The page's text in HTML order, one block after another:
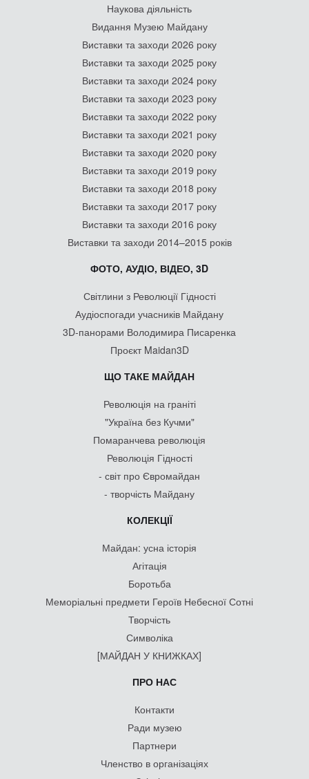
Наукова діяльність
Видання Музею Майдану
Виставки та заходи 2026 року
Виставки та заходи 2025 року
Виставки та заходи 2024 року
Виставки та заходи 2023 року
Виставки та заходи 2022 року
Виставки та заходи 2021 року
Виставки та заходи 2020 року
Виставки та заходи 2019 року
Виставки та заходи 2018 року
Виставки та заходи 2017 року
Виставки та заходи 2016 року
Виставки та заходи 2014–2015 років
ФОТО, АУДІО, ВІДЕО, 3D
Світлини з Революції Гідності
Аудіоспогади учасників Майдану
3D-панорами Володимира Писаренка
Проєкт Maidan3D
ЩО ТАКЕ МАЙДАН
Революція на граніті
"Україна без Кучми"
Помаранчева революція
Революція Гідності
- світ про Євромайдан
- творчість Майдану
КОЛЕКЦІЇ
Майдан: усна історія
Агітація
Боротьба
Меморіальні предмети Героїв Небесної Сотні
Творчість
Символіка
[МАЙДАН У КНИЖКАХ]
ПРО НАС
Контакти
Ради музею
Партнери
Членство в організаціях